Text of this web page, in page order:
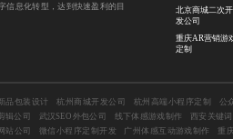
信息化转型，达到快速盈利的目
北京商城二次开
发公司
重庆AR营销游
定制
品包装设计 杭州商城开发公司 杭州高端小程序定制
公
辑公司
武汉SEO外包公司 线下体感游戏制作
西安关键
站公司
微信小程序定制开发 广州体感互动游戏制作 重